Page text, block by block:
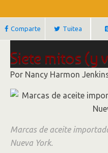
Comparte Tuitea
Siete mitos (y
el aceite de
Por Nancy Harmon
Marcas de aceite
Nueva York.